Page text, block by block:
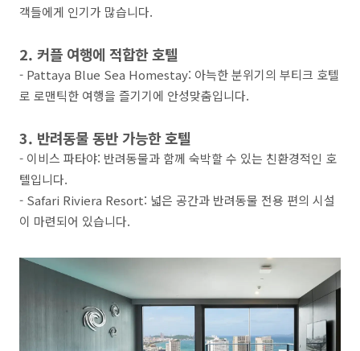
객들에게 인기가 많습니다.
2. 커플 여행에 적합한 호텔
- Pattaya Blue Sea Homestay: 아늑한 분위기의 부티크 호텔
로 로맨틱한 여행을 즐기기에 안성맞춤입니다.
3. 반려동물 동반 가능한 호텔
- 이비스 파타야: 반려동물과 함께 숙박할 수 있는 친환경적인 호
텔입니다.
- Safari Riviera Resort: 넓은 공간과 반려동물 전용 편의 시설
이 마련되어 있습니다.